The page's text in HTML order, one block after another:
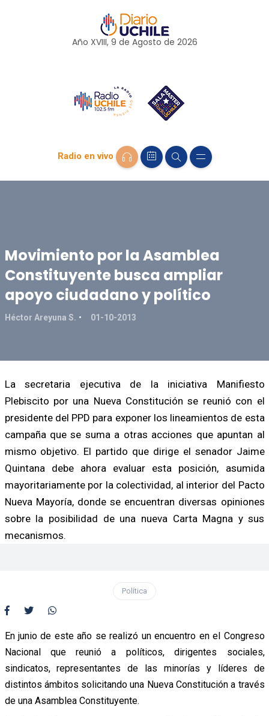
Año XVIII, 9 de Agosto de 2026
Radio en vivo
Movimiento por la Asamblea
Constituyente busca ampliar
apoyo ciudadano y político
Héctor Areyuna S. 01-10-2013
La secretaria ejecutiva de la iniciativa Manifiesto
Plebiscito por una Nueva Constitución se reunió con el
presidente del PPD para exponer los lineamientos de esta
campaña que se suma a otras acciones que apuntan al
mismo objetivo. El partido que dirige el senador Jaime
Quintana debe ahora evaluar esta posición, asumida
mayoritariamente por la colectividad, al interior del Pacto
Nueva Mayoría, donde se encuentran diversas opiniones
sobre la posibilidad de una nueva Carta Magna y sus
mecanismos.
Política
En junio de este año se realizó un encuentro en el Congreso
Nacional que reunió a políticos, dirigentes sociales,
sindicatos, representantes de las minorías y líderes de
distintos ámbitos solicitando una Nueva Constitución a través
de una Asamblea Constituyente.